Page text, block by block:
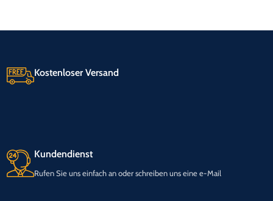
Kostenloser Versand
Kundendienst
Rufen Sie uns einfach an oder schreiben uns eine e-Mail